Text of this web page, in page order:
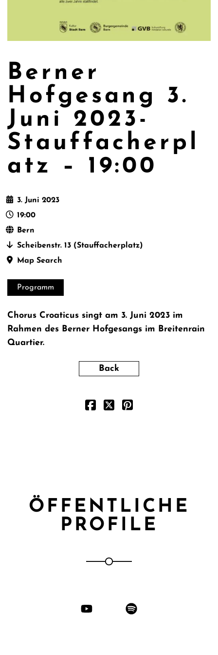
Berner
Hofgesang 3.
Juni 2023-
Stauffacherpl
atz – 19:00
3. Juni 2023
19:00
Bern
Scheibenstr. 13 (Stauffacherplatz)
Map Search
Programm
Chorus Croaticus singt am 3. Juni 2023 im
Rahmen des Berner Hofgesangs im Breitenrain
Quartier.
Back
ÖFFENTLICHE
PROFILE